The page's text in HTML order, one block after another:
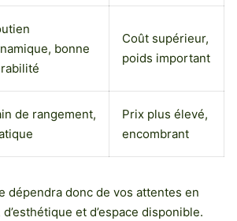
bonne
Coût supérieur,
poids important
de rangement,
Prix plus élevé,
encombrant
dépendra donc de vos attentes en
et d’espace disponible.